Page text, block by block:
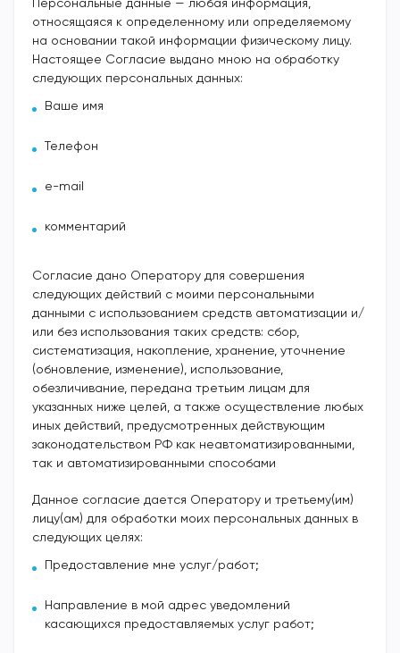
Персональные данные — любая информация,
относящаяся к определенному или определяемому
на основании такой информации физическому лицу.
Настоящее Согласие выдано мною на обработку
следующих персональных данных:
Ваше имя
Телефон
e-mail
комментарий
Согласие дано Оператору для совершения
следующих действий с моими персональными
данными с использованием средств автоматизации и/
или без использования таких средств: сбор,
систематизация, накопление, хранение, уточнение
(обновление, изменение), использование,
обезличивание, передана третьим лицам для
указанных ниже целей, а также осуществление любых
иных действий, предусмотренных действующим
законодательством РФ как неавтоматизированными,
так и автоматизированными способами
Данное согласие дается Оператору и третьему(им)
лицу(ам) для обработки моих персональных данных в
следующих целях:
Предоставление мне услуг/работ;
Направление в мой адрес уведомлений
касающихся предоставляемых услуг работ;